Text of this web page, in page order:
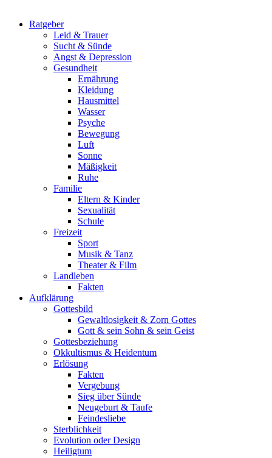
Ratgeber
Leid & Trauer
Sucht & Sünde
Angst & Depression
Gesundheit
Ernährung
Kleidung
Hausmittel
Wasser
Psyche
Bewegung
Luft
Sonne
Mäßigkeit
Ruhe
Familie
Eltern & Kinder
Sexualität
Schule
Freizeit
Sport
Musik & Tanz
Theater & Film
Landleben
Fakten
Aufklärung
Gottesbild
Gewaltlosigkeit & Zorn Gottes
Gott & sein Sohn & sein Geist
Gottesbeziehung
Okkultismus & Heidentum
Erlösung
Fakten
Vergebung
Sieg über Sünde
Neugeburt & Taufe
Feindesliebe
Sterblichkeit
Evolution oder Design
Heiligtum